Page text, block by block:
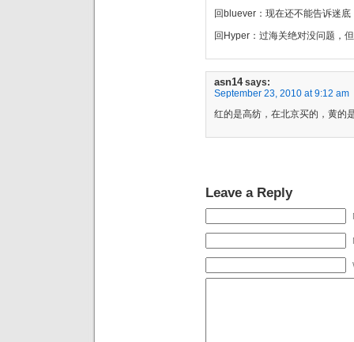
回bluever：现在还不能告诉迷底
回Hyper：过海关绝对没问题，
asn14 says:
September 23, 2010 at 9:12 am
红的是高纺，在北京买的，黄的
Leave a Reply